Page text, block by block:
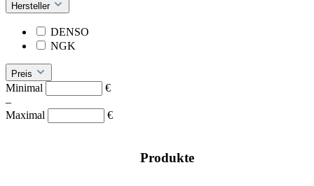
Hersteller
DENSO
NGK
Preis
Minimal
€
–
Maximal
€
Produkte